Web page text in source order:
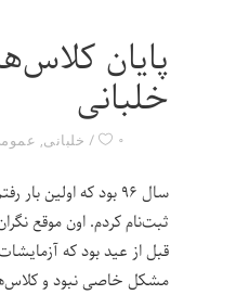
پایان
خلبانی
خلبانی, ۰
سال ۹۶ بود که اولین
ثبت‌نام کردم. اون موقع
قبل از عید بود که
مشکل خاصی نبود و